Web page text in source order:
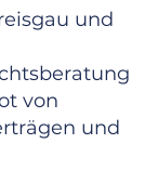
und
von
und